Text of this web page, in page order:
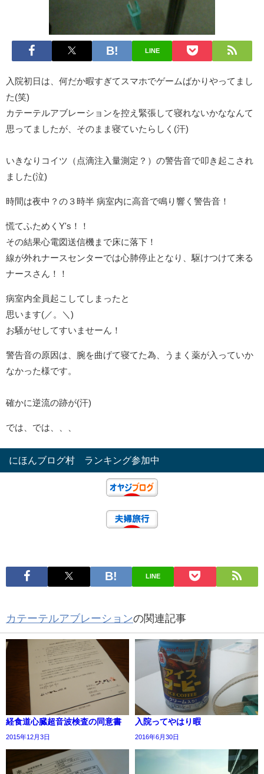
LINE
入院初日は、何だか暇すぎてスマホでゲームばかりやってまし
た(笑)
カテーテルアブレーションを控え緊張して寝れないかななんて
思ってましたが、そのまま寝ていたらしく(汗)
いきなりコイツ（点滴注入量測定？）の警告音で叩き起こされ
ました(泣)
時間は夜中？の３時半 病室内に高音で鳴り響く警告音！
慌てふためくY's！！
その結果心電図送信機まで床に落下！
線が外れナースセンターでは心肺停止となり、駆けつけて来る
ナースさん！！
病室内全員起こしてしまったと
思います(／。＼)
お騒がせしてすいませーん！
警告音の原因は、腕を曲げて寝てた為、うまく薬が入っていか
なかった様です。
確かに逆流の跡が(汗)
では、では、、、
にほんブログ村 ランキング参加中
LINE
カテーテルアブレーションの関連記事
経食道心臓超音波検査の同意書
2015年12月3日
入院ってやはり暇
2016年6月30日